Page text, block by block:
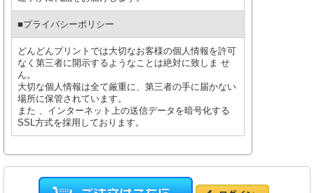
■プライバシーポリシー
どんどんプリントでは大切なお客様の個人情報を許可
なく第三者に開示するようなことは絶対に致しま せ
ん。
大切な個人情報は全て厳重に、第三者の手に届かない
場所に保管されています。
また 、インターネット上の送信データを暗号化する
SSL方式を採用しております。